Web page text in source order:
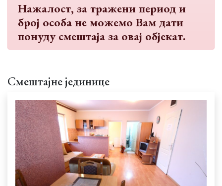
Нажалост, за тражени период и
број особа не можемо Вам дати
понуду смештаја за овај објекат.
Смештајне јединице